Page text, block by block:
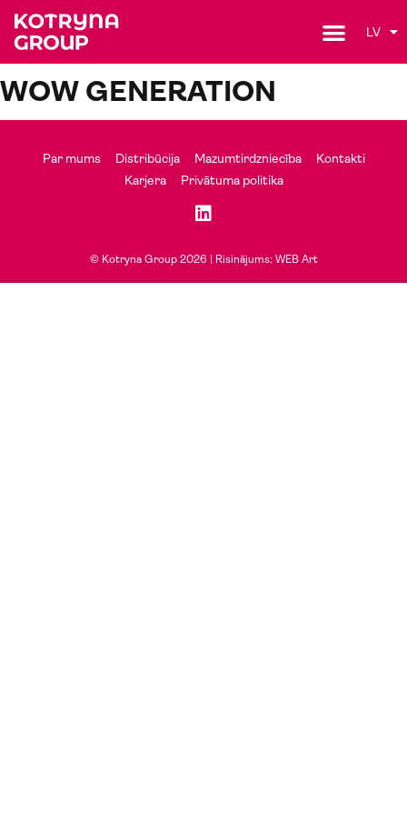
LV
WOW GENERATION
Par mums Distribūcija Mazumtirdzniecība
Kontakti
Karjera
Privātuma politika
© Kotryna Group 2026 | Risinājums: WEB Art